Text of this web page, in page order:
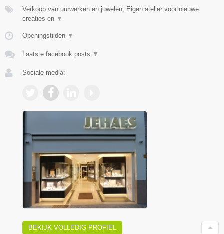
Verkoop van uurwerken en juwelen, Eigen atelier voor nieuwe
creaties en ▼
Openingstijden ▼
Laatste facebook posts ▼
Sociale media:
BEKIJK VOLLEDIG PROFIEL